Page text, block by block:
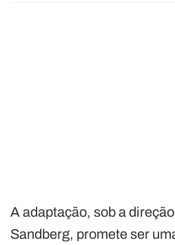
A adaptação, sob a
Sandberg, promete ser